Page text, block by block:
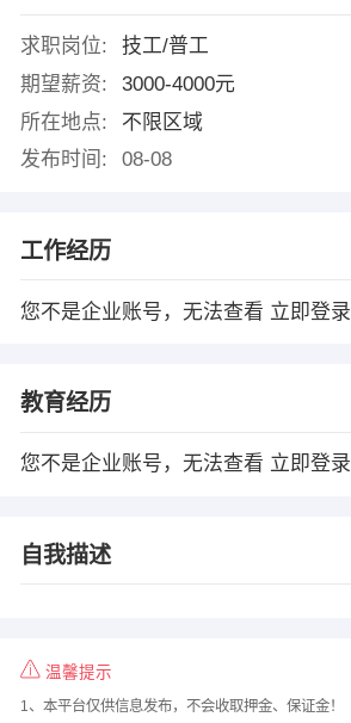
求职岗位:
技工/普工
期望薪资:
3000-4000元
所在地点:
不限区域
发布时间:
08-08
工作经历
您不是企业账号，无法查看 立即登录
教育经历
您不是企业账号，无法查看 立即登录
自我描述
温馨提示
1、本平台仅供信息发布，不会收取押金、保证金！